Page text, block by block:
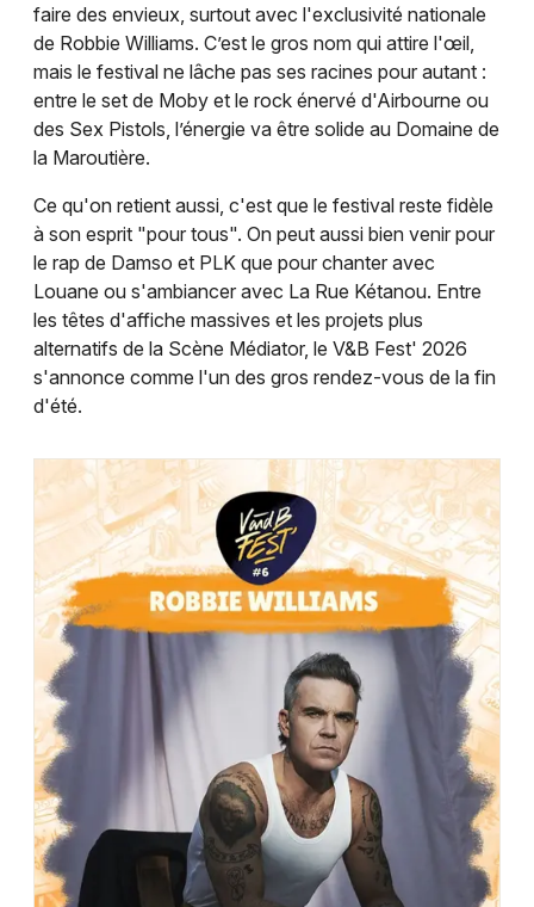
faire des envieux, surtout avec l'exclusivité nationale
de Robbie Williams. C’est le gros nom qui attire l'œil,
mais le festival ne lâche pas ses racines pour autant :
entre le set de Moby et le rock énervé d'Airbourne ou
des Sex Pistols, l’énergie va être solide au Domaine de
la Maroutière.
Ce qu'on retient aussi, c'est que le festival reste fidèle
à son esprit "pour tous". On peut aussi bien venir pour
le rap de Damso et PLK que pour chanter avec
Louane ou s'ambiancer avec La Rue Kétanou. Entre
les têtes d'affiche massives et les projets plus
alternatifs de la Scène Médiator, le V&B Fest' 2026
s'annonce comme l'un des gros rendez-vous de la fin
d'été.